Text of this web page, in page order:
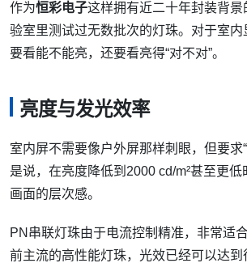
作为恒彩电子这样拥有近二十年封装背景
验室里测试过无数批次的灯珠。对于室内
要看能不能亮，还要看亮得“对不对”。
亮度与发光效率
室内屏不需要像户外屏那样刺眼，但要求
是说，在亮度降低到2000 cd/m²甚至更
画面的层次感。
PN串联灯珠由于电流控制精准，非常适
前主流的高性能灯珠，光效已经可以达到